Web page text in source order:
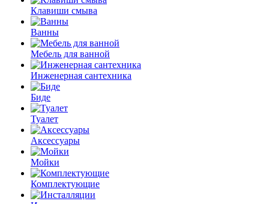
Клавиши смыва
Ванны
Мебель для ванной
Инженерная сантехника
Биде
Туалет
Аксессуары
Мойки
Комплектующие